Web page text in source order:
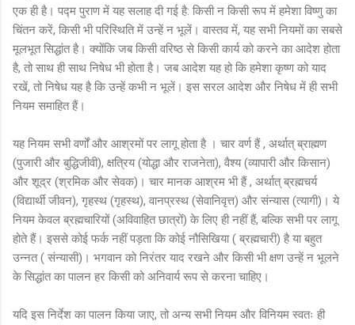
एक ही है। पद्म पुराण में यह सलाह दी गई है: किसी न किसी रूप में हमेशा विष्णु का
चिंतन करें, किसी भी परिस्थिति में उन्हें न भूलें। वास्तव में, यह सभी नियमों का सबसे
मूलभूत सिद्धांत है। क्योंकि जब किसी वरिष्ठ से किसी कार्य को करने का आदेश होता
है, तो साथ ही साथ निषेध भी होता है। जब आदेश यह हो कि हमेशा कृष्ण को याद
रखें, तो निषेध यह है कि उन्हें कभी न भूलें। इस सरल आदेश और निषेध में ही सभी
नियम समाहित हैं।
यह नियम सभी वर्णों और आश्रमों पर लागू होता है । चार वर्ण हैं , अर्थात् ब्राह्मण
(पुजारी और बुद्धिजीवी), क्षत्रिय (योद्धा और राजनेता), वैश्य (व्यापारी और किसान)
और शूद्र (श्रमिक और सेवक)। चार मानक आश्रम भी हैं , अर्थात् ब्रह्मचर्य
(विद्यार्थी जीवन), गृहस्थ (गृहस्थ), वानप्रस्थ (सेवानिवृत्त) और संन्यास (त्यागी)। ये
नियम केवल ब्रह्मचारियों (अविवाहित छात्रों) के लिए ही नहीं हैं, बल्कि सभी पर लागू
होते हैं। इससे कोई फर्क नहीं पड़ता कि कोई नौसिखिया ( ब्रह्मचारी) है या बहुत
उन्नत ( संन्यासी)। भगवान को निरंतर याद रखने और किसी भी क्षण उन्हें न भूलने
के सिद्धांत का पालन हर किसी को अनिवार्य रूप से करना चाहिए।
यदि इस निर्देश का पालन किया जाए, तो अन्य सभी नियम और विनियम स्वतः ही